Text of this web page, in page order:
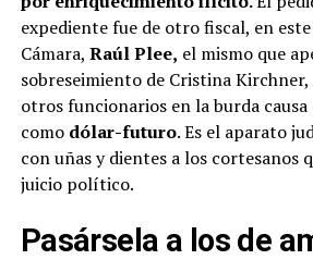
expediente fue de otro fiscal, en
Cámara, Raúl Plee, el mismo que
sobreseimiento de Cristina
otros funcionarios en la burda causa
como dólar-futuro. Es el aparato
con uñas y dientes a los cortesanos
juicio político.
Pasársela a los de